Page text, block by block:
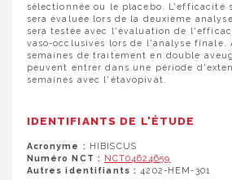
sélectionnée ou le placebo. L'efficacité
sera évaluée lors de la deuxième
sera testée avec l'évaluation de
vaso-occlusives lors de l'analyse finale.
semaines de traitement en double
peuvent entrer dans une période
semaines avec l'étavopivat.
IDENTIFIANTS DE L'ÉTUDE
Acronyme : HIBISCUS
Numéro NCT : NCT04624659
Autres identifiants : 4202-HEM-301